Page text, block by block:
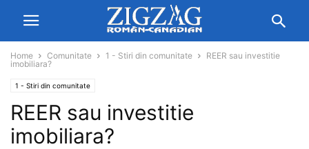
Home Comunitate 1 - Stiri din comunitate
REER sau investitie
imobiliara?
1 - Stiri din comunitate
REER sau investitie
imobiliara?